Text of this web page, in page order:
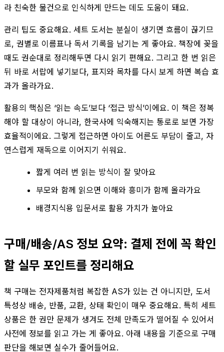
라 친숙한 물건으로 인식하게 만드는 데도 도움이 돼요.
관리 팁도 중요해요. 세트 도서는 분실이 생기면 흐름이 끊기므
로, 권별로 이름표나 독서 기록을 남기는 게 좋아요. 책장에 꽂을
때도 권순대로 정리해두면 다시 읽기 편해요. 그리고 한 번 읽은
뒤 바로 서랍에 넣기보다, 표지와 목차를 다시 보게 하면 복습 효
과가 올라가요.
활용의 핵심은 ‘읽는 속도’보다 ‘접근 방식’이에요. 이 책은 정복
해야 할 대상이 아니라, 한국사에 익숙해지는 통로로 보면 가장
효율적이에요. 그렇게 접근하면 아이도 어른도 부담이 줄고, 자
연스럽게 재독으로 이어지기 쉬워요.
짧게 여러 번 읽는 방식이 잘 맞아요
부모와 함께 읽으면 이해와 흥미가 함께 올라가요
배경지식용 입문서로 활용 가치가 높아요
구매/배송/AS 정보 요약: 결제 전에 꼭 확인
할 실무 포인트를 정리해요
책 구매는 전자제품처럼 복잡한 AS가 있는 건 아니지만, 도서
특성상 배송, 반품, 교환, 상태 확인이 매우 중요해요. 특히 세트
상품은 한 권만 문제가 생겨도 전체 만족도가 떨어질 수 있어서
사전에 정보를 읽고 가는 게 좋아요. 아래 내용을 기준으로 구매
판단을 해보면 실수가 줄어들어요.